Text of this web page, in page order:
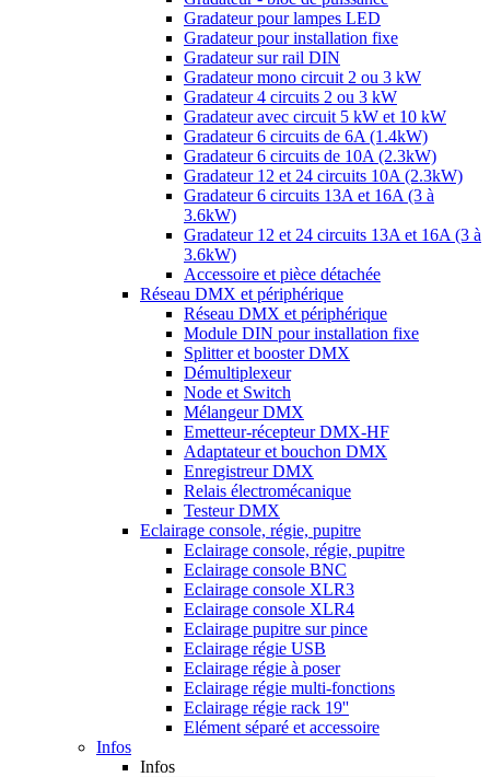
Gradateur pour lampes LED
Gradateur pour installation fixe
Gradateur sur rail DIN
Gradateur mono circuit 2 ou 3 kW
Gradateur 4 circuits 2 ou 3 kW
Gradateur avec circuit 5 kW et 10 kW
Gradateur 6 circuits de 6A (1.4kW)
Gradateur 6 circuits de 10A (2.3kW)
Gradateur 12 et 24 circuits 10A (2.3kW)
Gradateur 6 circuits 13A et 16A (3 à
3.6kW)
Gradateur 12 et 24 circuits 13A et 16A (3 à
3.6kW)
Accessoire et pièce détachée
Réseau DMX et périphérique
Réseau DMX et périphérique
Module DIN pour installation fixe
Splitter et booster DMX
Démultiplexeur
Node et Switch
Mélangeur DMX
Emetteur-récepteur DMX-HF
Adaptateur et bouchon DMX
Enregistreur DMX
Relais électromécanique
Testeur DMX
Eclairage console, régie, pupitre
Eclairage console, régie, pupitre
Eclairage console BNC
Eclairage console XLR3
Eclairage console XLR4
Eclairage pupitre sur pince
Eclairage régie USB
Eclairage régie à poser
Eclairage régie multi-fonctions
Eclairage régie rack 19''
Elément séparé et accessoire
Infos
Infos